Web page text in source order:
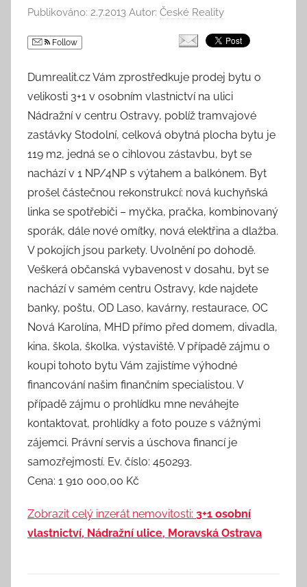
Publikováno: 2.7.2013 Autor: České Reality
Follow
Dumrealit.cz Vám zprostředkuje prodej bytu o
velikosti 3+1 v osobním vlastnictví na ulici
Nádražní v centru Ostravy, poblíž tramvajové
zastávky Stodolní, celková obytná plocha bytu je
119 m2, jedná se o cihlovou zástavbu, byt se
nachází v 1 NP/4NP s výtahem a balkónem. Byt
prošel částečnou rekonstrukcí: nová kuchyňská
linka se spotřebiči – myčka, pračka, kombinovaný
sporák, dále nové omítky, nová elektřina a dlažba.
V pokojích jsou parkety. Uvolnění po dohodě.
Veškerá občanská vybavenost v dosahu, byt se
nachází v samém centru Ostravy, kde najdete
banky, poštu, OD Laso, kavárny, restaurace, OC
Nová Karolína, MHD přímo před domem, divadla,
kina, škola, školka, výstaviště. V případě zájmu o
koupi tohoto bytu Vám zajistíme výhodné
financování našim finančním specialistou. V
případě zájmu o prohlídku mne neváhejte
kontaktovat, prohlídky a foto pouze s vážnými
zájemci. Právní servis a úschova financí je
samozřejmostí. Ev. číslo: 450293.
Cena: 1 910 000,00 Kč
Zobrazit celý inzerát nemovitosti: 3+1 osobní
vlastnictví, Nádražní ulice, Moravská Ostrava